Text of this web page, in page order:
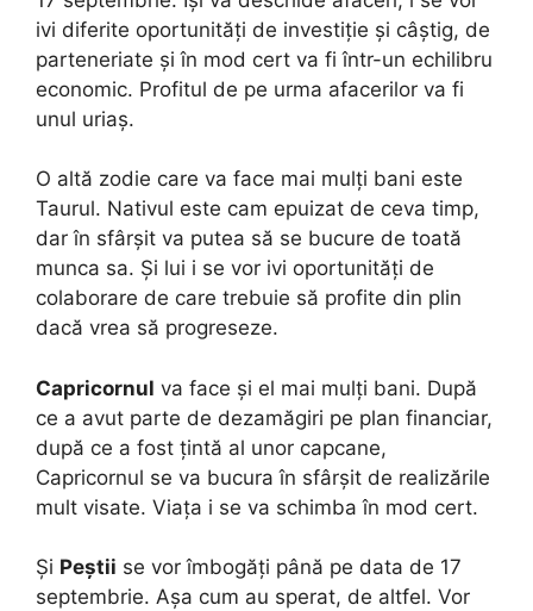
ivi diferite oportunități de investiție și câștig, de
parteneriate și în mod cert va fi într-un echilibru
economic. Profitul de pe urma afacerilor va fi
unul uriaș.
O altă zodie care va face mai mulți bani este
Taurul. Nativul este cam epuizat de ceva timp,
dar în sfârșit va putea să se bucure de toată
munca sa. Și lui i se vor ivi oportunități de
colaborare de care trebuie să profite din plin
dacă vrea să progreseze.
Capricornul va face și el mai mulți bani. După
ce a avut parte de dezamăgiri pe plan financiar,
după ce a fost țintă al unor capcane,
Capricornul se va bucura în sfârșit de realizările
mult visate. Viața i se va schimba în mod cert.
Și Peștii se vor îmbogăți până pe data de 17
septembrie. Așa cum au sperat, de altfel. Vor